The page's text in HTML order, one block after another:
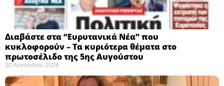
Διαβάστε στα “Ευρυτανικά Νέα” που
κυκλοφορούν – Τα κυριότερα θέματα στο
πρωτοσέλιδο της 5ης Αυγούστου
10 Αυγούστου 2026